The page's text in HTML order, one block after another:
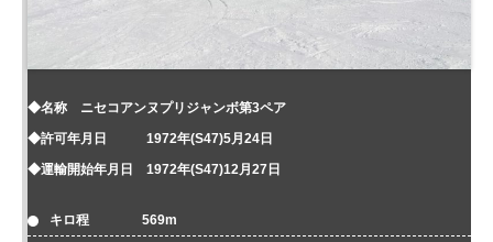
◆名称 ニセコアンヌプリジャンボ第3ペア
◆許可年月日 1972年(S47)5月24日
◆運輸開始年月日 1972年(S47)12月27日
キロ程 569m